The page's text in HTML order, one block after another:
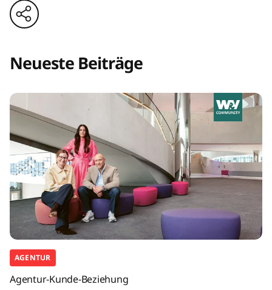
Neueste Beiträge
AGENTUR
Agentur-Kunde-Beziehung